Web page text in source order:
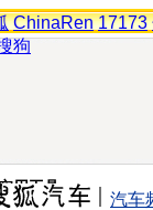
ChinaRen 17173
狗
用工具
汽车